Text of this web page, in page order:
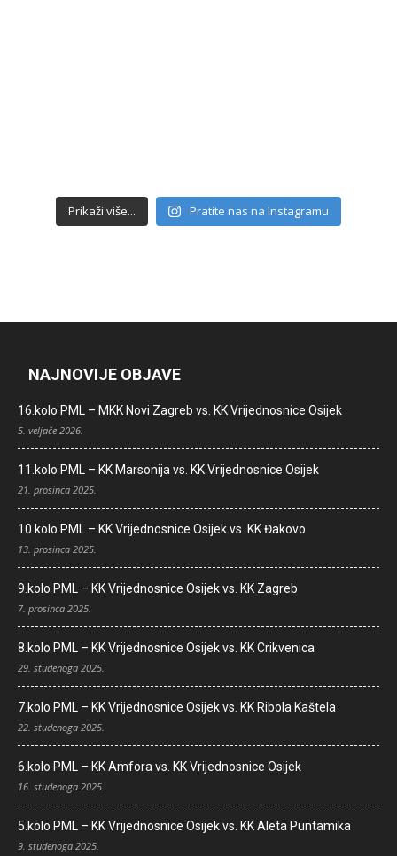
Prikaži više... Pratite nas na Instagramu
NAJNOVIJE OBJAVE
16.kolo PML – MKK Novi Zagreb vs. KK Vrijednosnice Osijek
5. veljače 2026.
11.kolo PML – KK Marsonija vs. KK Vrijednosnice Osijek
21. prosinca 2025.
10.kolo PML – KK Vrijednosnice Osijek vs. KK Đakovo
13. prosinca 2025.
9.kolo PML – KK Vrijednosnice Osijek vs. KK Zagreb
7. prosinca 2025.
8.kolo PML – KK Vrijednosnice Osijek vs. KK Crikvenica
29. studenoga 2025.
7.kolo PML – KK Vrijednosnice Osijek vs. KK Ribola Kaštela
22. studenoga 2025.
6.kolo PML – KK Amfora vs. KK Vrijednosnice Osijek
16. studenoga 2025.
5.kolo PML – KK Vrijednosnice Osijek vs. KK Aleta Puntamika
9. studenoga 2025.